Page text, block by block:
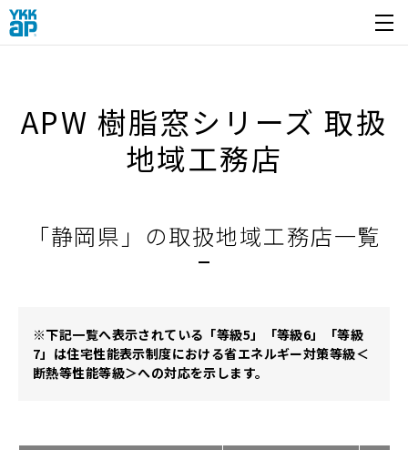
開く
APW 樹脂窓シリーズ 取扱
地域工務店
「静岡県」の取扱地域工務店一覧
※下記一覧へ表示されている「等級5」「等級6」「等級
7」は住宅性能表示制度における省エネルギー対策等級＜
断熱等性能等級＞への対応を示します。